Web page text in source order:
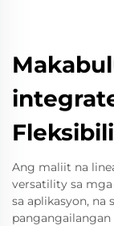
Ang maliit na
versatility sa
sa aplikasyon, na